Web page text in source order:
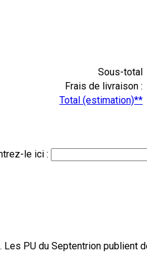
Sous-total
Frais de livraison :
Total (estimation)**
le ici :
PU du Septentrion publient